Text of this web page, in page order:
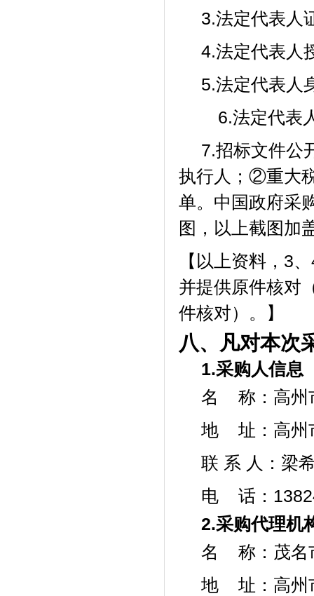
3.法定代表人
4.法定代表人
5.法定代表人
6.法定代表
7.招标文件公
执行人；②重大
单。中国政府采
图，以上截图加
【以上资料， 3
并提供原件核对
件核对）。】
八、凡对本次
1.采购人信息
名
称： 高
地 址：高州
联 系 人：梁
电
话 ：
2.采购代理机
名
称： 茂
地 址：高州